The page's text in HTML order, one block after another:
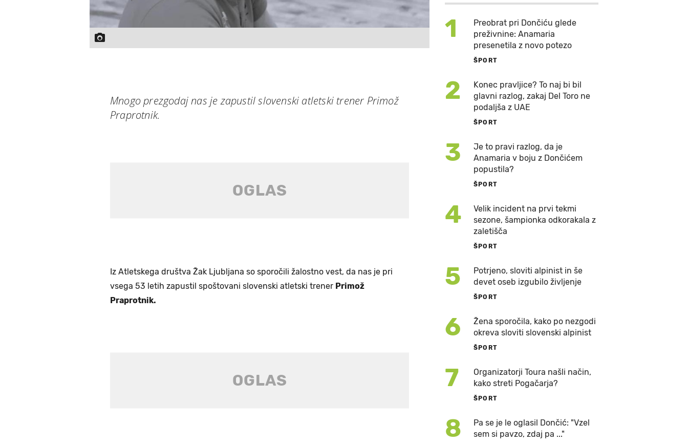
Mnogo prezgodaj nas je zapustil slovenski atletski trener Primož
Praprotnik.
Iz Atletskega društva Žak Ljubljana so sporočili žalostno vest, da nas je pri
vsega 53 letih zapustil spoštovani slovenski atletski trener Primož
Praprotnik.
1
Preobrat pri Dončiću glede
preživnine: Anamaria
presenetila z novo potezo
ŠPORT
2
Konec pravljice? To naj bi bil
glavni razlog, zakaj Del Toro ne
podaljša z UAE
ŠPORT
3
Je to pravi razlog, da je
Anamaria v boju z Dončićem
popustila?
ŠPORT
4
Velik incident na prvi tekmi
sezone, šampionka odkorakala z
zaletišča
ŠPORT
5
Potrjeno, sloviti alpinist in še
devet oseb izgubilo življenje
ŠPORT
6
Žena sporočila, kako po nezgodi
okreva sloviti slovenski alpinist
ŠPORT
7
Organizatorji Toura našli način,
kako streti Pogačarja?
ŠPORT
8
Pa se je le oglasil Dončić: "Vzel
sem si pavzo, zdaj pa ..."